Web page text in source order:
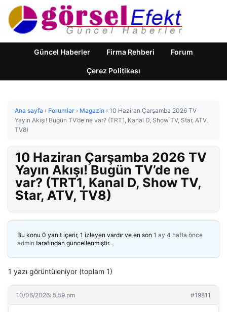
Güncel Haberler Firma Rehberi Forum
Çerez Politikası
Ana sayfa › Forumlar › Magazin › 10 Haziran Çarşamba 2026 TV
Yayın Akışı! Bugün TV’de ne var? (TRT1, Kanal D, Show TV, Star, ATV,
TV8)
10 Haziran Çarşamba 2026 TV
Yayın Akışı! Bugün TV’de ne
var? (TRT1, Kanal D, Show TV,
Star, ATV, TV8)
Bu konu 0 yanıt içerir, 1 izleyen vardır ve en son 1 ay 4 hafta önce
admin tarafından güncellenmiştir.
1 yazı görüntüleniyor (toplam 1)
10/06/2026: 5:59 pm #19811